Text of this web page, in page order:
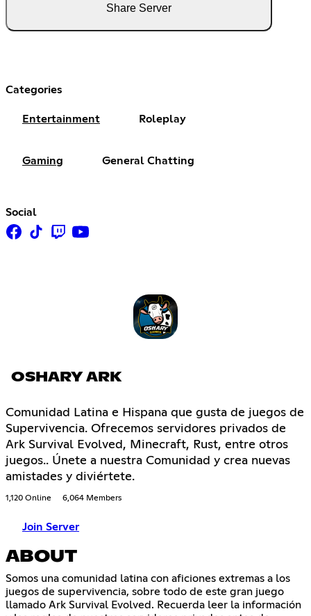
Share Server
Categories
Entertainment Roleplay
Gaming General Chatting
Social
OSHARY ARK
Comunidad Latina e Hispana que gusta de juegos de
Supervivencia. Ofrecemos servidores privados de
Ark Survival Evolved, Minecraft, Rust, entre otros
juegos.. Únete a nuestra Comunidad y crea nuevas
amistades y diviértete.
1,120 Online 6,064 Members
Join Server
ABOUT
Somos una comunidad latina con aficiones extremas a los
juegos de supervivencia, sobre todo de este gran juego
llamado Ark Survival Evolved. Recuerda leer la información